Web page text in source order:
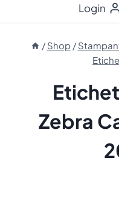
Login
/ Shop /
Zebra